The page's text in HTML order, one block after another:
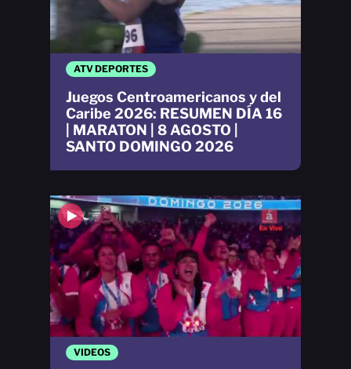
ATV DEPORTES
Juegos Centroamericanos y del
Caribe 2026: RESUMEN DÍA 16
| MARATON | 8 AGOSTO |
SANTO DOMINGO 2026
VIDEOS